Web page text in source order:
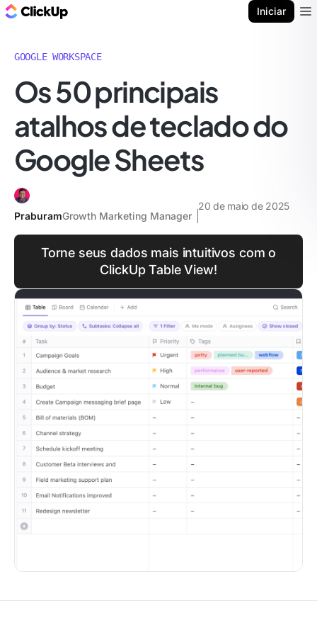
Iniciar
GOOGLE WORKSPACE
Os 50 principais
atalhos de teclado do
Google Sheets
PraburamGrowth Marketing Manager
20 de maio de 2025
Torne seus dados mais intuitivos com o
ClickUp Table View!